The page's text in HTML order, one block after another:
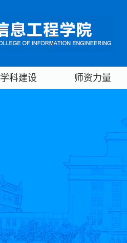
学科建设 师资力量